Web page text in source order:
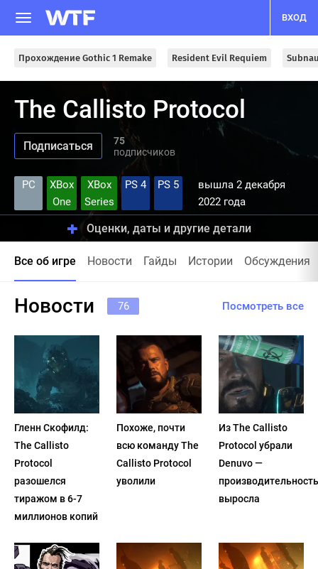
ВХОД
Прохождение Gothic 1 Remake Resident Evil Requiem
The Callisto Protocol
75
подписчиков
PC
XBox
One
XBox
Series
PS 4 PS 5
вышла 2 декабря
2022 года
Оценки, даты и другие детали
Все об игре Новости Гайды Истории Обсуждения
Новости 76 Посмотреть все
Гленн Скофилд:
The Callisto
Protocol
разошелся
тиражом в 6-7
миллионов копий
Похоже, почти
всю команду The
Callisto Protocol
уволили
Из The Callisto
Protocol убрали
Denuvo —
производительность
выросла